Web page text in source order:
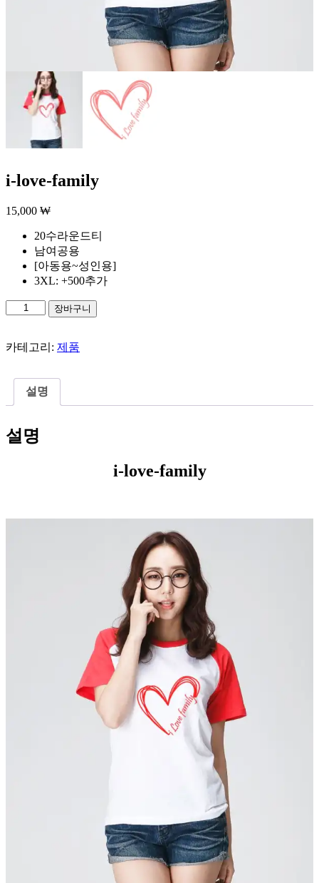
i-love-family
15,000 ₩
20수라운드티
남여공용
[아동용~성인용]
3XL: +500추가
love-
수
장바구니
카테고리: 제품
설명
설명
i-love-family